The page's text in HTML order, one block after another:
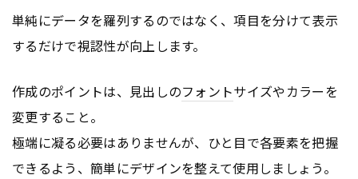
単純にデータを羅列するのではなく、項目を分けて表示
するだけで視認性が向上します。
作成のポイントは、見出しのフォントサイズやカラーを
変更すること。
極端に凝る必要はありませんが、ひと目で各要素を把握
できるよう、簡単にデザインを整えて使用しましょう。